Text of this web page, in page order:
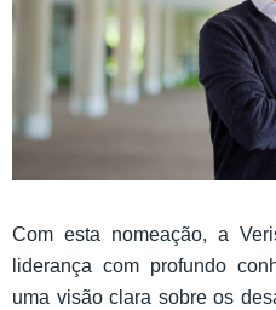
Com esta nomeação, a
liderança com profundo
uma visão clara sobre os